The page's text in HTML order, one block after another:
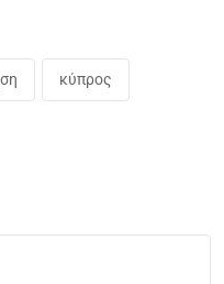
κύπρος